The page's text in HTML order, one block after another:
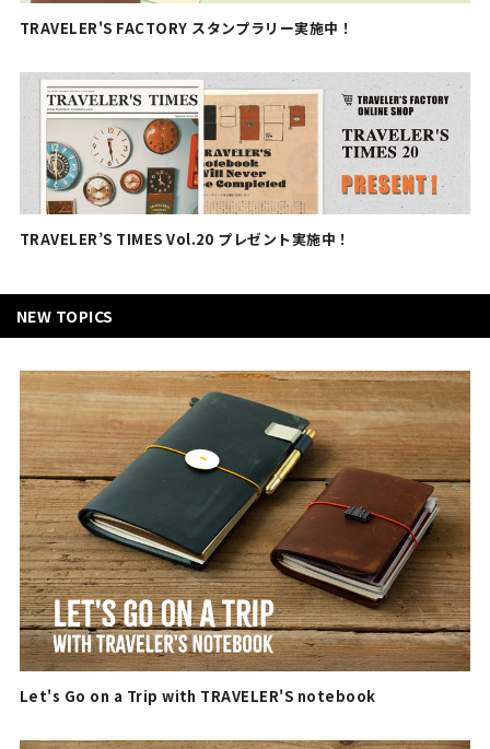
TRAVELER'S FACTORY スタンプラリー実施中！
TRAVELER’S TIMES Vol.20 プレゼント実施中！
NEW TOPICS
Let's Go on a Trip with TRAVELER'S notebook